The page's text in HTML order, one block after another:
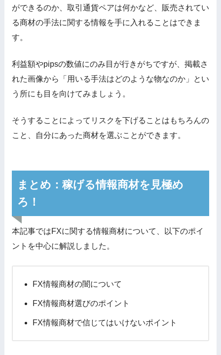
ができるのか、取引通貨ペアは何かなど、販売されてい
る商材の手法に関する情報を手に入れることはできま
す。
利益額やpipsの数値にのみ目が行きがちですが、掲載さ
れた画像から「用いる手法はどのような物なのか」とい
う所にも目を向けてみましょう。
そうすることによってリスクを下げることはもちろんの
こと、自分にあった商材を選ぶことができます。
まとめ：稼げる情報商材を見極め
ろ！
本記事ではFXに関する情報商材について、以下のポイ
ントを中心に解説しました。
FX情報商材の闇について
FX情報商材選びのポイント
FX情報商材で信じてはいけないポイント